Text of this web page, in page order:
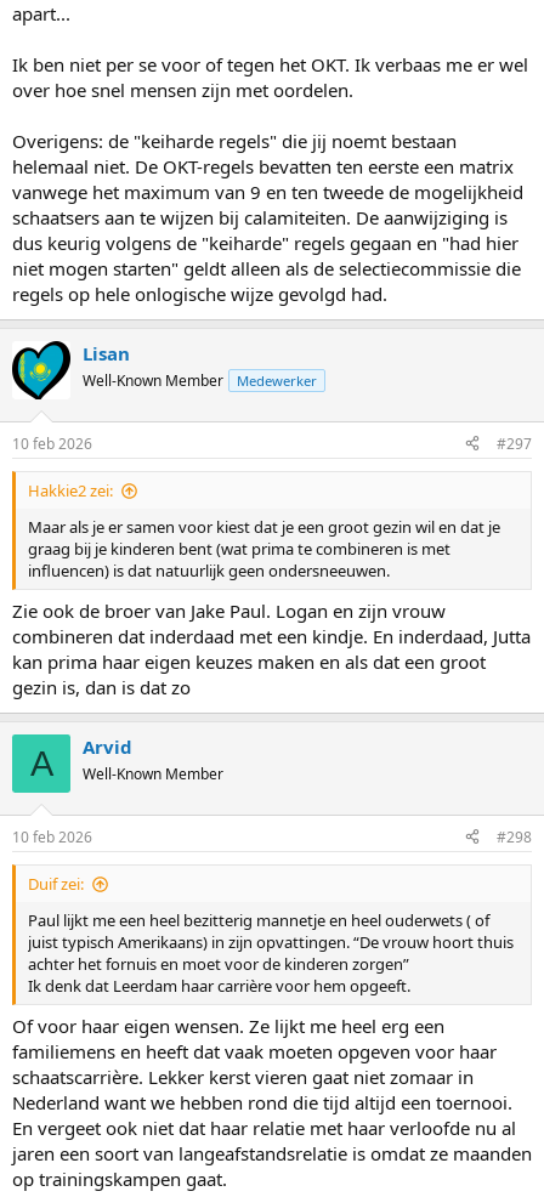
apart...
Ik ben niet per se voor of tegen het OKT. Ik verbaas me er wel
over hoe snel mensen zijn met oordelen.
Overigens: de "keiharde regels" die jij noemt bestaan
helemaal niet. De OKT-regels bevatten ten eerste een matrix
vanwege het maximum van 9 en ten tweede de mogelijkheid
schaatsers aan te wijzen bij calamiteiten. De aanwijziging is
dus keurig volgens de "keiharde" regels gegaan en "had hier
niet mogen starten" geldt alleen als de selectiecommissie die
regels op hele onlogische wijze gevolgd had.
Lisan
Well-Known Member Medewerker
10 feb 2026 #297
Hakkie2 zei:
Maar als je er samen voor kiest dat je een groot gezin wil en dat je
graag bij je kinderen bent (wat prima te combineren is met
influencen) is dat natuurlijk geen ondersneeuwen.
Zie ook de broer van Jake Paul. Logan en zijn vrouw
combineren dat inderdaad met een kindje. En inderdaad, Jutta
kan prima haar eigen keuzes maken en als dat een groot
gezin is, dan is dat zo
A Arvid
Well-Known Member
10 feb 2026 #298
Duif zei:
Paul lijkt me een heel bezitterig mannetje en heel ouderwets ( of
juist typisch Amerikaans) in zijn opvattingen. “De vrouw hoort thuis
achter het fornuis en moet voor de kinderen zorgen”
Ik denk dat Leerdam haar carrière voor hem opgeeft.
Of voor haar eigen wensen. Ze lijkt me heel erg een
familiemens en heeft dat vaak moeten opgeven voor haar
schaatscarrière. Lekker kerst vieren gaat niet zomaar in
Nederland want we hebben rond die tijd altijd een toernooi.
En vergeet ook niet dat haar relatie met haar verloofde nu al
jaren een soort van langeafstandsrelatie is omdat ze maanden
op trainingskampen gaat.